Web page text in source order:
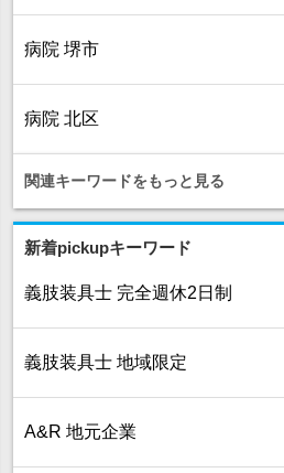
病院 堺市
病院 北区
関連キーワードをもっと見る
新着pickupキーワード
義肢装具士 完全週休2日制
義肢装具士 地域限定
A&R 地元企業